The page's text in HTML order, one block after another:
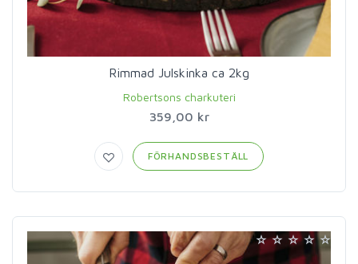
Rimmad Julskinka ca 2kg
Robertsons charkuteri
359,00 kr
FÖRHANDSBESTÄLL